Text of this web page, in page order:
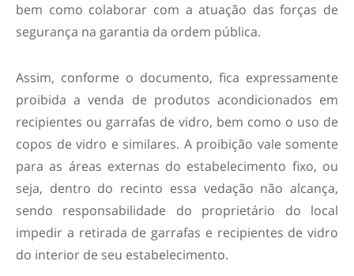
bem como colaborar com a atuação das forças de
segurança na garantia da ordem pública.
Assim, conforme o documento, fica expressamente
proibida a venda de produtos acondicionados em
recipientes ou garrafas de vidro, bem como o uso de
copos de vidro e similares. A proibição vale somente
para as áreas externas do estabelecimento fixo, ou
seja, dentro do recinto essa vedação não alcança,
sendo responsabilidade do proprietário do local
impedir a retirada de garrafas e recipientes de vidro
do interior de seu estabelecimento.